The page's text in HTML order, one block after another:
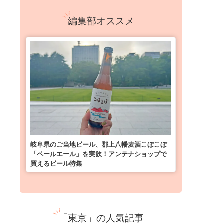
編集部オススメ
岐阜県のご当地ビール、郡上八幡麦酒こぼこぼ
「ペールエール」を実飲！アンテナショップで
買えるビール特集
「東京」の人気記事